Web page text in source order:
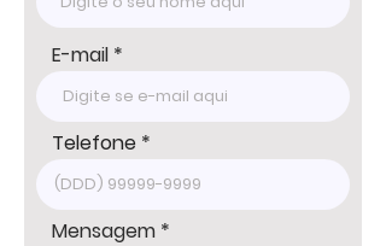
informações atualizadas com um dos
nossos corretores.
E-mail
Telefone
Mensagem